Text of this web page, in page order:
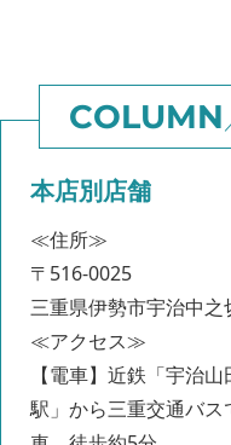
本店別店舗
≪住所≫
〒516-0025
三重県伊勢市宇治中之
≪アクセス≫
【電車】近鉄「宇治
駅」から三重交通バ